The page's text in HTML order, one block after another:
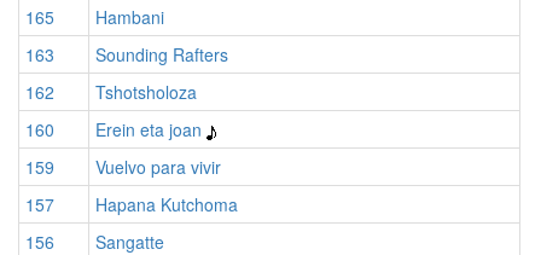
165
Hambani
163
Sounding Rafters
162
Tshotsholoza
160
Erein eta joan
159
Vuelvo para vivir
157
Hapana Kutchoma
156
Sangatte